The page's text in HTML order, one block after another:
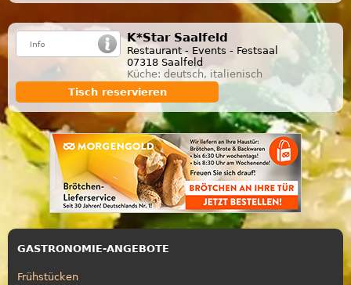
K*Star Saalfeld
Restaurant - Events - Festsaal
07318 Saalfeld
Küche: deutsch, italienisch
Tisch reservieren
GASTRONOMIE-ANGEBOTE
Frühstücken